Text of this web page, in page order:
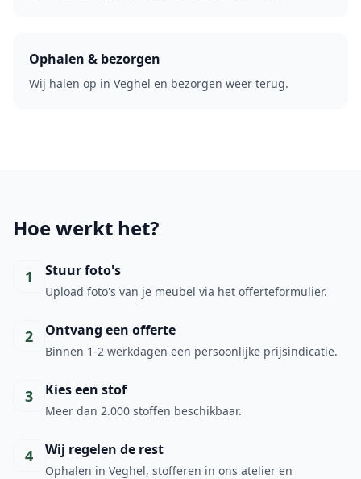
Ophalen & bezorgen
Wij halen op in Veghel en bezorgen weer terug.
Hoe werkt het?
1 Stuur foto's
Upload foto's van je meubel via het offerteformulier.
2 Ontvang een offerte
Binnen 1-2 werkdagen een persoonlijke prijsindicatie.
3 Kies een stof
Meer dan 2.000 stoffen beschikbaar.
4 Wij regelen de rest
Ophalen in Veghel, stofferen in ons atelier en